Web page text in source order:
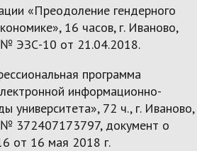
«Преодоление гендерного
16 часов, г. Иваново,
№ ЭЗС-10 от 21.04.2018.
программа
информационно-
университета», 72 ч., г. Иваново,
№ 372407173797, документ о
от 16 мая 2018 г.